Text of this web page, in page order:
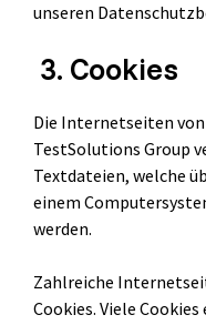
unseren
3. Cookies
Die Internetseiten
TestSolutions Group
Textdateien, welche
einem
werden.
Zahlreiche
Cookies. Viele